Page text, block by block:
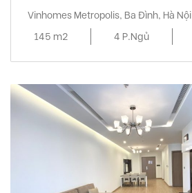
Vinhomes Metropolis, Ba Đình, Hà Nội
145 m2
4 P.Ngủ